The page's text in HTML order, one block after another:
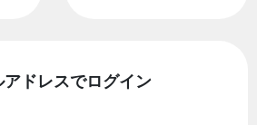
アドレスでログイン